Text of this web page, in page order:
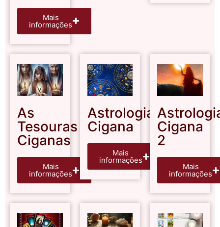
Mais
informações
As
Tesouras
Ciganas
Mais
informações
Astrologia
Cigana
Mais
informações
Cigana
2
Mais
informações